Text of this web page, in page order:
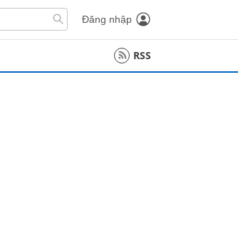
Đăng nhập
RSS